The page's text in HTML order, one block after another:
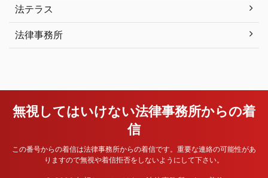
法テラス
法律事務所
無視してはいけない法律事務所からの着
信
この番号からの着信は法律事務所からの着信です。重要な連絡の可能性があ
りますので無視や着信拒否をしないようにして下さい。